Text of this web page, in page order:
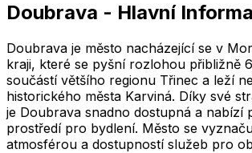
Doubrava - Hlavní
Doubrava je město nacházející se v
kraji, které se pyšní rozlohou přibližně
součástí většího regionu Třinec a leží
historického města Karviná. Díky své
je Doubrava snadno dostupná a nabízí
prostředí pro bydlení. Město se
atmosférou a dostupností služeb pro